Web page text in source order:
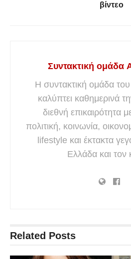
βίντεο
Συντακτική ομάδα
Η συντακτική ομάδα
καλύπτει καθημερινά
διεθνή επικαιρότητα
πολιτική, κοινωνία,
lifestyle και έκτακτα
Ελλάδα και τον
Related Posts